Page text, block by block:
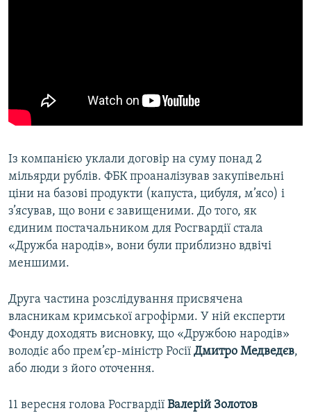
Із компанією уклали договір на суму понад 2
мільярди рублів. ФБК проаналізував закупівельні
ціни на базові продукти (капуста, цибуля, м’ясо) і
з’ясував, що вони є завищеними. До того, як
єдиним постачальником для Росгвардії стала
«Дружба народів», вони були приблизно вдвічі
меншими.
Друга частина розслідування присвячена
власникам кримської агрофірми. У ній експерти
Фонду доходять висновку, що «Дружбою народів»
володіє або прем’єр-міністр Росії Дмитро Медведєв,
або люди з його оточення.
11 вересня голова Росгвардії Валерій Золотов